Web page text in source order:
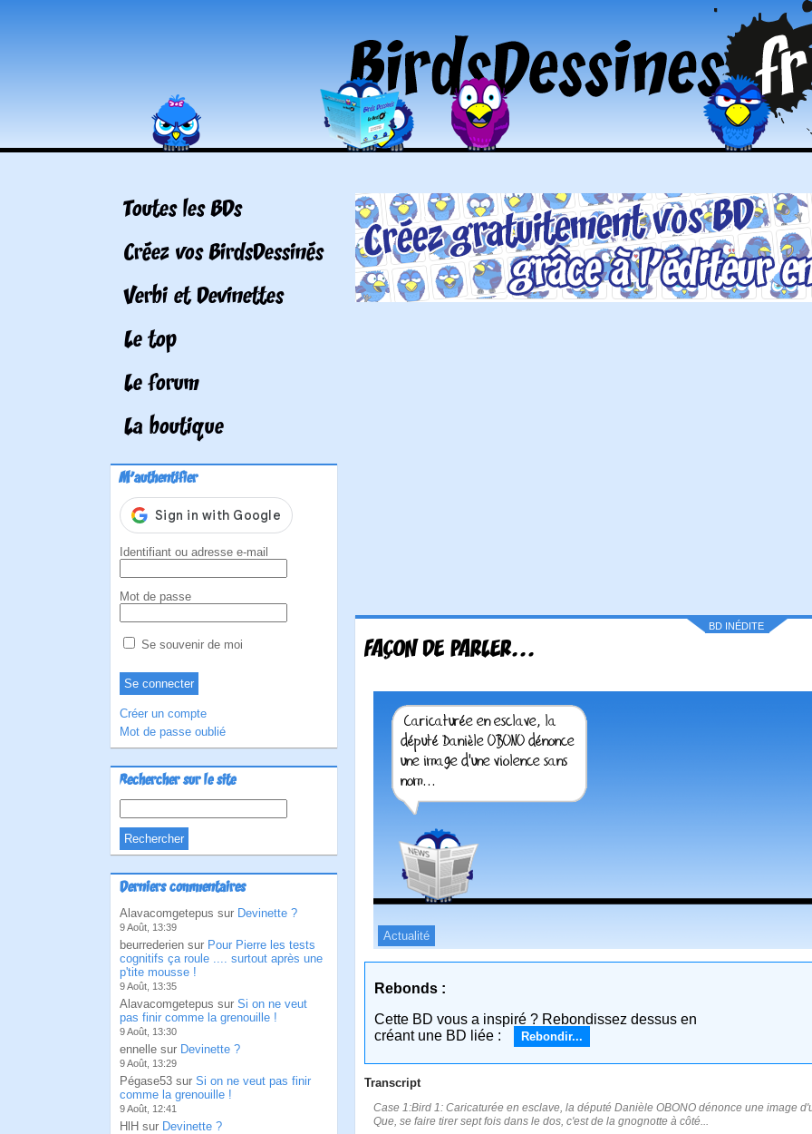
Toutes les BDs
Créez vos BirdsDessinés
Verbi et Devinettes
Le top
Le forum
La boutique
M'authentifier
Identifiant ou adresse e-mail
Mot de passe
Se souvenir de moi
Créer un compte
Mot de passe oublié
Rechercher sur le site
Derniers commentaires
Alavacomgetepus sur Devinette ?
9 Août, 13:39
beurrederien sur Pour Pierre les tests
cognitifs ça roule .... surtout après une
p'tite mousse !
9 Août, 13:35
Alavacomgetepus sur Si on ne veut
pas finir comme la grenouille !
9 Août, 13:30
ennelle sur Devinette ?
9 Août, 13:29
Pégase53 sur Si on ne veut pas finir
comme la grenouille !
9 Août, 12:41
HlH sur Devinette ?
BD INÉDITE
FAÇON DE PARLER...
Actualité
Rebonds :
Cette BD vous a inspiré ? Rebondissez dessus en
créant une BD liée :
Rebondir...
Transcript
Case 1:Bird 1: Caricaturée en esclave, la député Danièle OBONO dénonce une image
Que, se faire tirer sept fois dans le dos, c'est de la gnognotte à côté...